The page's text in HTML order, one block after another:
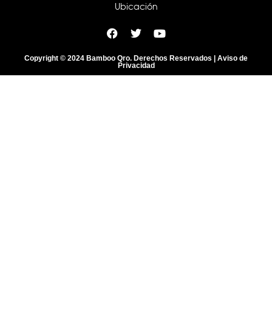
Ubicación
Copyright © 2024 Bamboo Qro. Derechos Reservados | Aviso de
Privacidad